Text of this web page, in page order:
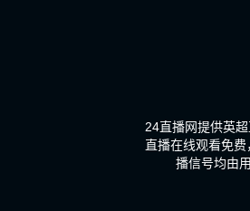
24直播网提供英
直播在线观看免
播信号均由